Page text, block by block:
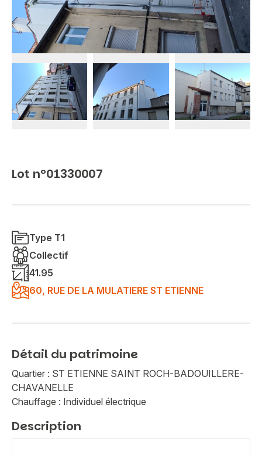
Lot n°01330007
Type T1
Collectif
41.95
60, RUE DE LA MULATIERE ST ETIENNE
Détail du patrimoine
Quartier : ST ETIENNE SAINT ROCH-BADOUILLERE-
CHAVANELLE
Chauffage : Individuel électrique
Description